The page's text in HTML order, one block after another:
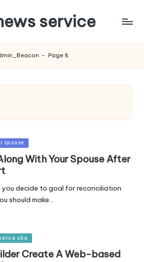
service
- Page 8
spouse
With Your Spouse After
you decide to goal for reconciliation
should make…
site
Create A Web-based